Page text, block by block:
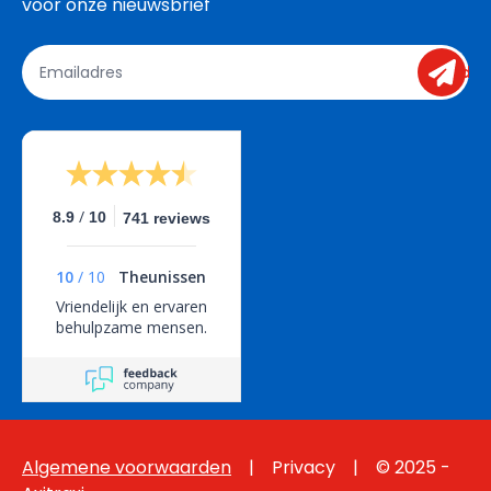
send
8.9 / 10 741 reviews
10 / 10
Theunissen
Vriendelijk en ervaren
behulpzame mensen.
Algemene voorwaarden | Privacy
    |    © 2025 -